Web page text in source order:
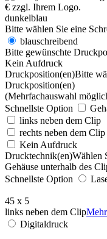
dunkelblau
Bitte wählen Sie eine
blauschreibend
Bitte gewünschte
Kein Aufdruck
Druckposition(en)Bitte
Druckposition(en)
(Mehrfachauswahl
Schnellste Option
links neben dem Clip
rechts neben dem Clip
Kein Aufdruck
Drucktechnik(en)Wählen
Gehäuse unterhalb des
Schnellste Option
45 x 5
links neben dem Clip
Digitaldruck